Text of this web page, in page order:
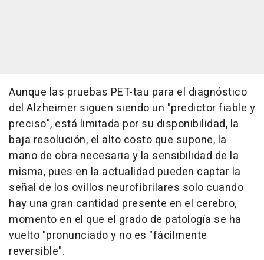
Aunque las pruebas PET-tau para el diagnóstico
del Alzheimer siguen siendo un "predictor fiable y
preciso", está limitada por su disponibilidad, la
baja resolución, el alto costo que supone, la
mano de obra necesaria y la sensibilidad de la
misma, pues en la actualidad pueden captar la
señal de los ovillos neurofibrilares solo cuando
hay una gran cantidad presente en el cerebro,
momento en el que el grado de patología se ha
vuelto "pronunciado y no es "fácilmente
reversible".